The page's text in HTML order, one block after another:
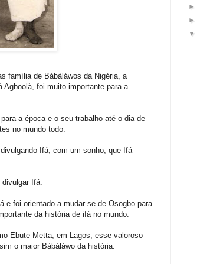
família de Bàbàláwos da Nigéria, a
foi muito importante para a
a época e o seu trabalho até o dia de
no mundo todo.
Ifá, com um sonho, que Ifá
Ifá.
e foi orientado a mudar se de Osogbo para
da história de ifá no mundo.
Ebute Metta, em Lagos, esse valoroso
o maior Bàbàláwo da história.
►
►
▼